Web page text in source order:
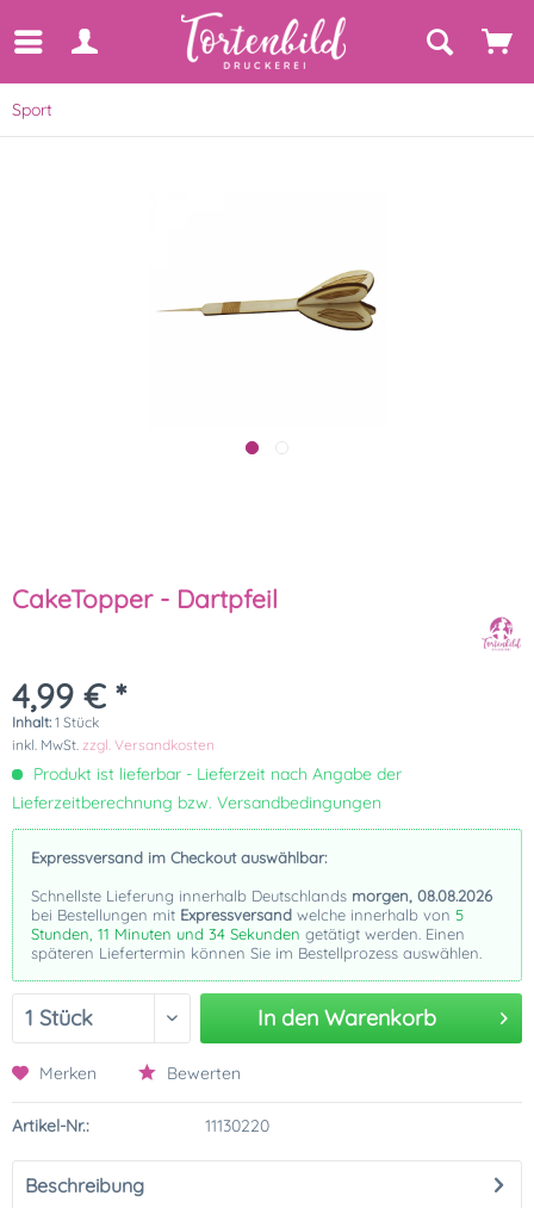
Sport
CakeTopper - Dartpfeil
4,99 € *
Inhalt: 1 Stück
inkl. MwSt. zzgl. Versandkosten
Produkt ist lieferbar - Lieferzeit nach Angabe der
Lieferzeitberechnung bzw. Versandbedingungen
Expressversand im Checkout auswählbar:
Schnellste Lieferung innerhalb Deutschlands morgen, 08.08.2026
bei Bestellungen mit Expressversand welche innerhalb von 5
Stunden, 11 Minuten und 33 Sekunden getätigt werden. Einen
späteren Liefertermin können Sie im Bestellprozess auswählen.
In den Warenkorb
Merken Bewerten
Artikel-Nr.: 11130220
Beschreibung